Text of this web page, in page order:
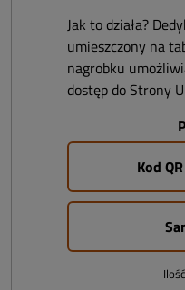
Jak to działa?
umieszczony na
nagrobku
dostęp do Strony
Kod